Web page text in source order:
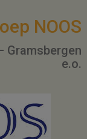
NOOS
Gramsbergen
e.o.